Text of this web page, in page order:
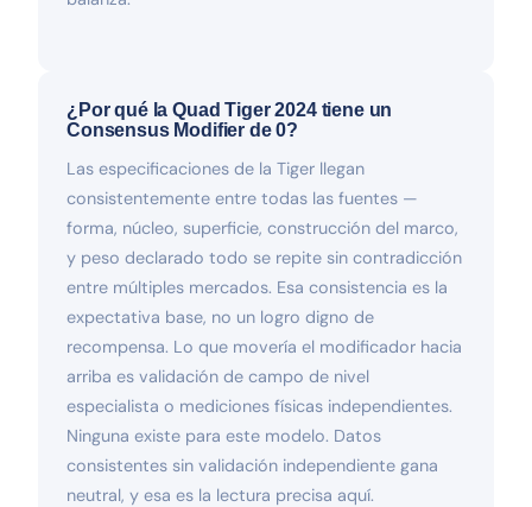
¿Por qué la Quad Tiger 2024 tiene un
Consensus Modifier de 0?
Las especificaciones de la Tiger llegan
consistentemente entre todas las fuentes —
forma, núcleo, superficie, construcción del marco,
y peso declarado todo se repite sin contradicción
entre múltiples mercados. Esa consistencia es la
expectativa base, no un logro digno de
recompensa. Lo que movería el modificador hacia
arriba es validación de campo de nivel
especialista o mediciones físicas independientes.
Ninguna existe para este modelo. Datos
consistentes sin validación independiente gana
neutral, y esa es la lectura precisa aquí.